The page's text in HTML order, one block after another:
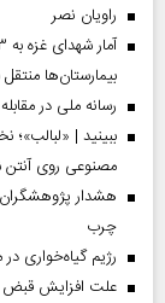
راویان نصر
بیمارستان‌ها
رسانه ملی در
ببینید |
مصنوعی روی آنتن
هشدار پژوهشگران
چرب
رژیم گیاه‌خواری
علت افزایش قبض